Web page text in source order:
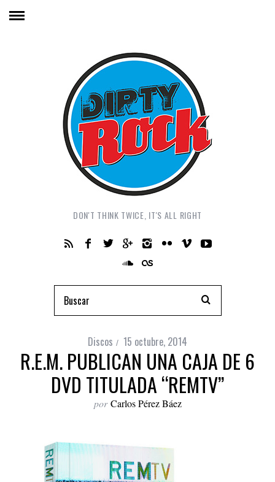
DON'T THINK TWICE, IT'S ALL RIGHT
Discos 15 octubre, 2014
R.E.M. PUBLICAN UNA CAJA DE 6
DVD TITULADA “REMTV”
por Carlos Pérez Báez